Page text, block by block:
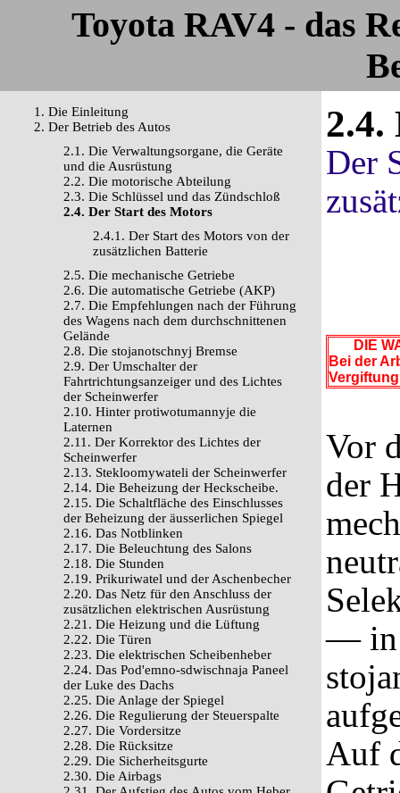
Toyota RAV4 - das
1. Die Einleitung
2. Der Betrieb des Autos
2.1. Die Verwaltungsorgane, die Geräte
und die Ausrüstung
2.2. Die motorische Abteilung
2.3. Die Schlüssel und das Zündschloß
2.4. Der Start des Motors
2.4.1. Der Start des Motors von der
zusätzlichen Batterie
2.5. Die mechanische Getriebe
2.6. Die automatische Getriebe (AKP)
2.7. Die Empfehlungen nach der Führung
des Wagens nach dem durchschnittenen
Gelände
2.8. Die stojanotschnyj Bremse
2.9. Der Umschalter der
Fahrtrichtungsanzeiger und des Lichtes
der Scheinwerfer
2.10. Hinter protiwotumannyje die
Laternen
2.11. Der Korrektor des Lichtes der
Scheinwerfer
2.13. Stekloomywateli der Scheinwerfer
2.14. Die Beheizung der Heckscheibe.
2.15. Die Schaltfläche des Einschlusses
der Beheizung der äusserlichen Spiegel
2.16. Das Notblinken
2.17. Die Beleuchtung des Salons
2.18. Die Stunden
2.19. Prikuriwatel und der Aschenbecher
2.20. Das Netz für den Anschluss der
zusätzlichen elektrischen Ausrüstung
2.21. Die Heizung und die Lüftung
2.22. Die Türen
2.23. Die elektrischen Scheibenheber
2.24. Das Pod'emno-sdwischnaja Paneel
der Luke des Dachs
2.25. Die Anlage der Spiegel
2.26. Die Regulierung der Steuerspalte
2.27. Die Vordersitze
2.28. Die Rücksitze
2.29. Die Sicherheitsgurte
2.30. Die Airbags
2.4.
Der
DIE
Bei der
Vor
der
— in
Auf